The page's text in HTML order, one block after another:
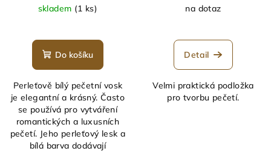
skladem (1 ks)
hodnocení
produktu
z
5
hvězdiček.
Do košíku
Perleťově bílý pečetní vosk
je elegantní a krásný. Často
se používá pro vytváření
romantických a luxusních
pečetí. Jeho perleťový lesk a
bílá barva dodávají
na dotaz
Detail
Velmi praktická podložka
pro tvorbu pečetí.